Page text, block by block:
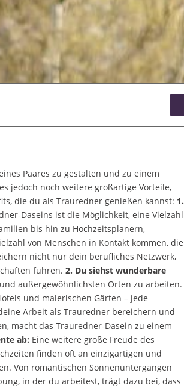
Paares zu gestalten und zu einem
jedoch noch weitere großartige Vorteile,
die du als Trauredner genießen kannst: 1.
Daseins ist die Möglichkeit, eine Vielzahl
bis hin zu Hochzeitsplanern,
von Menschen in Kontakt kommen, die
nicht nur dein berufliches Netzwerk,
führen. 2. Du siehst wunderbare
außergewöhnlichsten Orten zu arbeiten.
und malerischen Gärten – jede
Arbeit als Trauredner bereichern und
macht das Trauredner-Dasein zu einem
ab: Eine weitere große Freude des
finden oft an einzigartigen und
Von romantischen Sonnenuntergängen
in der du arbeitest, trägt dazu bei, dass